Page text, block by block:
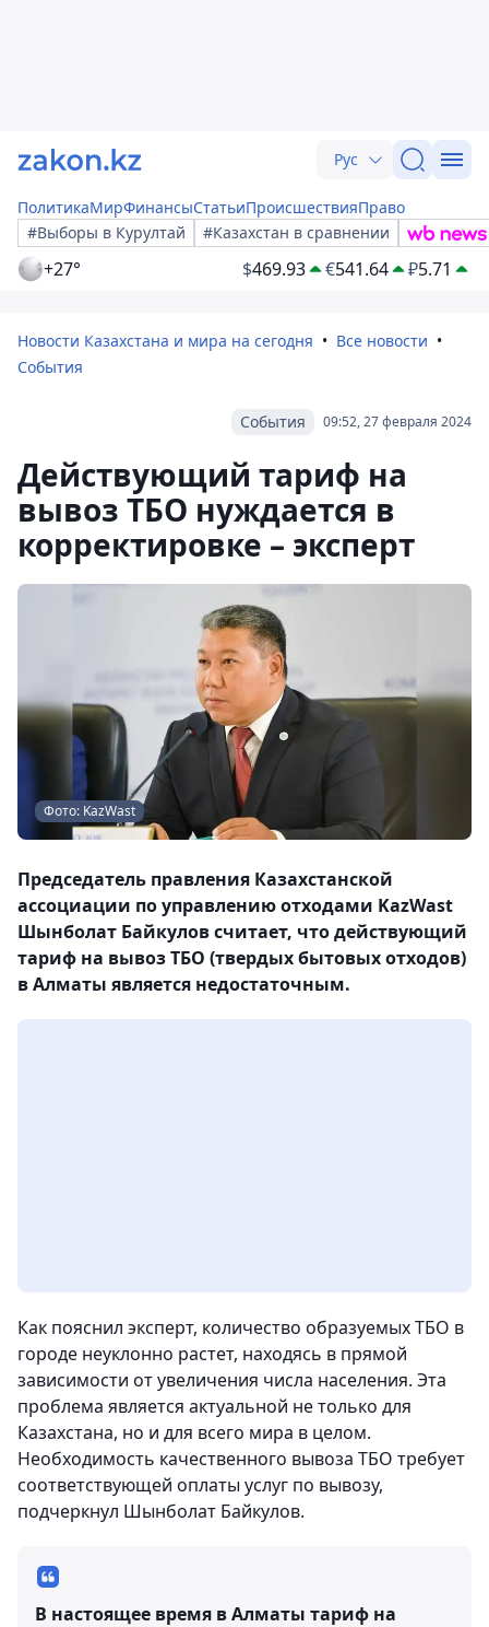
Рус
ПолитикаМирФинансыСтатьиПроисшествияПраво
#Выборы в Курултай
#Казахстан в сравнении
+27° $469.93 €541.64 ₽5.71
Новости Казахстана и мира на сегодня
Все новости
События
09:52, 27 февраля 2024
События
Действующий тариф на
вывоз ТБО нуждается в
корректировке – эксперт
Фото: KazWast
Председатель правления Казахстанской
ассоциации по управлению отходами KazWast
Шынболат Байкулов считает, что действующий
тариф на вывоз ТБО (твердых бытовых отходов)
в Алматы является недостаточным.
Как пояснил эксперт, количество образуемых ТБО в
городе неуклонно растет, находясь в прямой
зависимости от увеличения числа населения. Эта
проблема является актуальной не только для
Казахстана, но и для всего мира в целом.
Необходимость качественного вывоза ТБО требует
соответствующей оплаты услуг по вывозу,
подчеркнул Шынболат Байкулов.
В настоящее время в Алматы тариф на